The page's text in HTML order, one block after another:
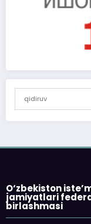
O‘zbekiston
jamiyatlari
birlashmasi